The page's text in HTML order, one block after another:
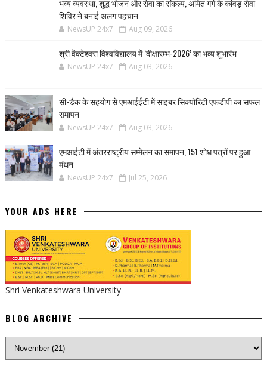
शिविर ने बनाई अलग पहचान
NewsUP 24x7 Aug 09, 2026
श्री वेंक्टेश्वरा विश्वविद्यालय में ‘दीक्षारम्भ-2026’ का भव्य शुभारंभ
NewsUP 24x7 Aug 03, 2026
सी-डैक के सहयोग से एमआईईटी में साइबर सिक्योरिटी एफडीपी का सफल
समापन
NewsUP 24x7 Aug 03, 2026
एमआईटी में अंतरराष्ट्रीय सम्मेलन का समापन, 151 शोध पत्रों पर हुआ
मंथन
NewsUP 24x7 Jul 25, 2026
YOUR ADS HERE
Shri Venkateshwara University
BLOG ARCHIVE